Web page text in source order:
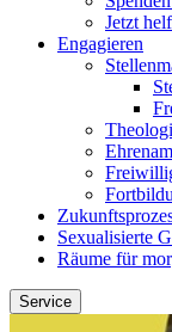
Jetzt
Engagieren
Sexualisierte
Räume für
Service